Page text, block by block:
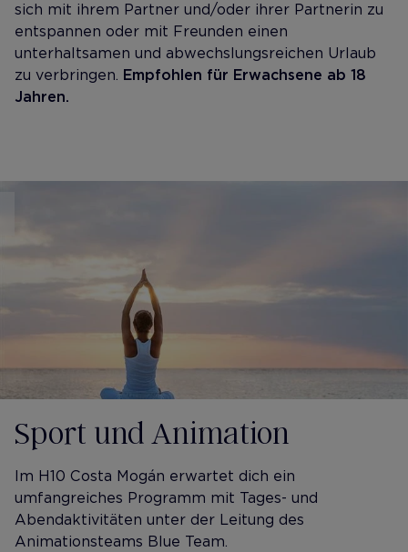
sich mit ihrem Partner und/oder ihrer Partnerin zu
entspannen oder mit Freunden einen
unterhaltsamen und abwechslungsreichen Urlaub
zu verbringen. Empfohlen für Erwachsene ab 18
Jahren.
Sport und Animation
Im H10 Costa Mogán erwartet dich ein
umfangreiches Programm mit Tages- und
Abendaktivitäten unter der Leitung des
Animationsteams Blue Team.